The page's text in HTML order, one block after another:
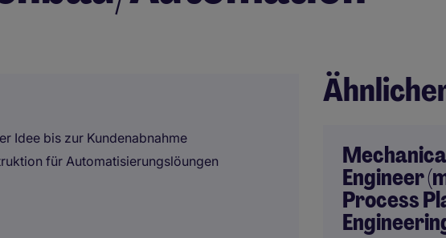
Idee bis zur Kundenabnahme
für Automatisierungslöungen
Engineer
Process